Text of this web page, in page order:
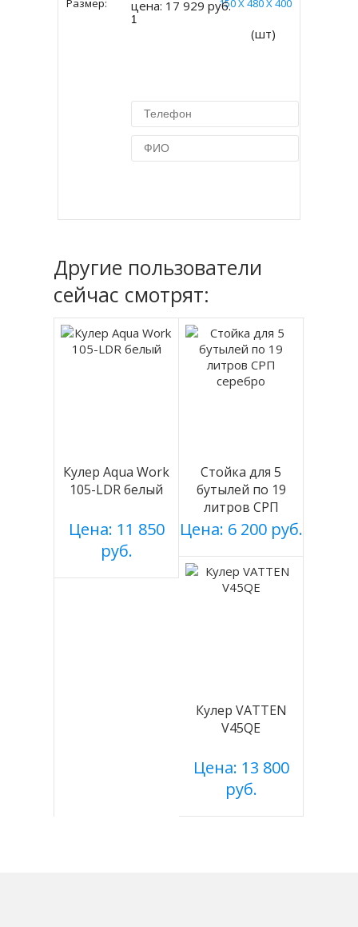
Размер: 150 X 480 X 400
цена: 17 929 руб.
(шт)
Другие пользователи
сейчас смотрят:
Кулер Aqua Work
105-LDR белый
Цена: 11 850
руб.
Стойка для 5
бутылей по 19
литров СРП
серебро
Цена: 6 200 руб.
Кулер VATTEN
V45QE
Цена: 13 800
руб.